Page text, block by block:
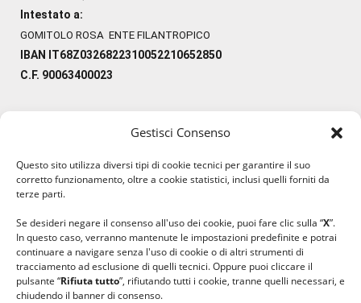
Gestisci Consenso
Questo sito utilizza diversi tipi di cookie tecnici per garantire il suo
corretto funzionamento, oltre a cookie statistici, inclusi quelli forniti da
terze parti.
Se desideri negare il consenso all'uso dei cookie, puoi fare clic sulla “X”.
In questo caso, verranno mantenute le impostazioni predefinite e potrai
continuare a navigare senza l'uso di cookie o di altri strumenti di
tracciamento ad esclusione di quelli tecnici. Oppure puoi cliccare il
pulsante “Rifiuta tutto”, rifiutando tutti i cookie, tranne quelli necessari, e
chiudendo il banner di consenso.
Intestato a:
GOMITOLO ROSA ENTE FILANTROPICO
IBAN IT68Z0326822310052210652850
C.F. 90063400023
#lanaterapia
#ilcaloredellempatia